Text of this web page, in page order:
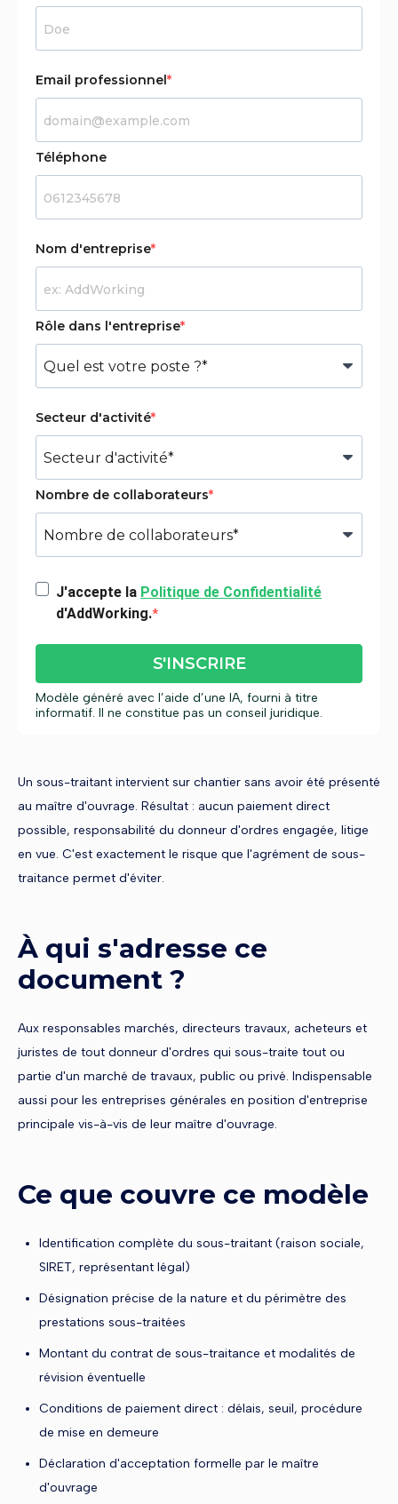
Un sous-traitant intervient sur chantier sans avoir été présenté
au maître d'ouvrage. Résultat : aucun paiement direct
possible, responsabilité du donneur d'ordres engagée, litige
en vue. C'est exactement le risque que l'agrément de sous-
traitance permet d'éviter.
À qui s'adresse ce
document ?
Aux responsables marchés, directeurs travaux, acheteurs et
juristes de tout donneur d'ordres qui sous-traite tout ou
partie d'un marché de travaux, public ou privé. Indispensable
aussi pour les entreprises générales en position d'entreprise
principale vis-à-vis de leur maître d'ouvrage.
Ce que couvre ce modèle
Identification complète du sous-traitant (raison sociale,
SIRET, représentant légal)
Désignation précise de la nature et du périmètre des
prestations sous-traitées
Montant du contrat de sous-traitance et modalités de
révision éventuelle
Conditions de paiement direct : délais, seuil, procédure
de mise en demeure
Déclaration d'acceptation formelle par le maître
d'ouvrage
Email professionnel
Téléphone
Nom d'entreprise
Rôle dans l'entreprise
Secteur d'activité
Nombre de collaborateurs
J'accepte la Politique de Confidentialité
d'AddWorking.
S'INSCRIRE
Modèle généré avec l’aide d’une IA, fourni à titre
informatif. Il ne constitue pas un conseil juridique.